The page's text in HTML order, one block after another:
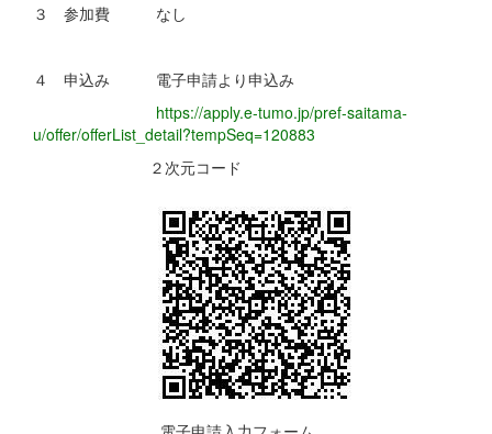
３ 参加費 なし
４ 申込み 電子申請より申込み
https://apply.e-tumo.jp/pref-saitama-
u/offer/offerList_detail?tempSeq=120883
２次元コード